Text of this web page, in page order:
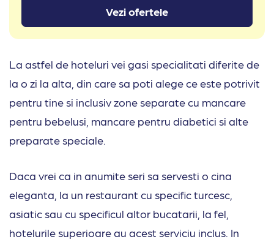
Vezi ofertele
La astfel de hoteluri vei gasi specialitati diferite de
la o zi la alta, din care sa poti alege ce este potrivit
pentru tine si inclusiv zone separate cu mancare
pentru bebelusi, mancare pentru diabetici si alte
preparate speciale.
Daca vrei ca in anumite seri sa servesti o cina
eleganta, la un restaurant cu specific turcesc,
asiatic sau cu specificul altor bucatarii, la fel,
hotelurile superioare au acest serviciu inclus. In